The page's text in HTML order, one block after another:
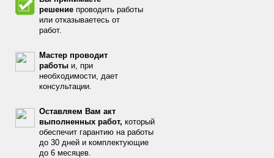
решение проводить работы
или отказываетесь от
работ.
Мастер проводит
работы и, при
необходимости, дает
консультации.
Оставляем Вам акт
выполненных работ, который
обеспечит гарантию на работы
до 30 дней и комплектующие
до 6 месяцев.